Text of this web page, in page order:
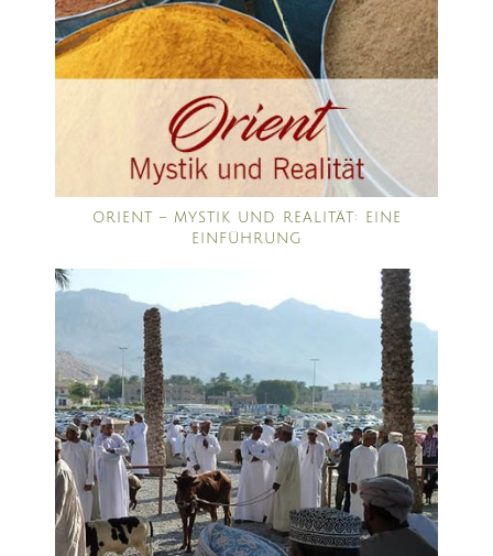
ORIENT – MYSTIK UND REALITÄT: EINE
EINFÜHRUNG